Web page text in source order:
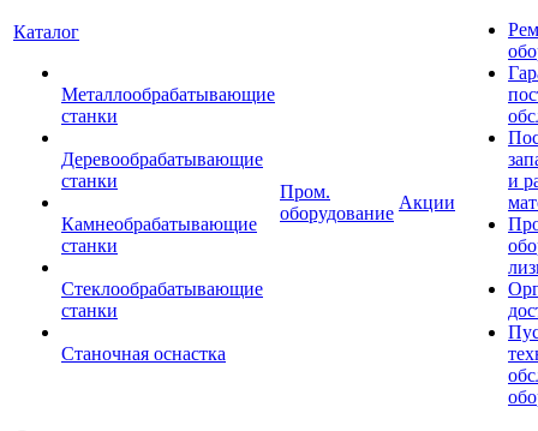
Каталог
Металлообрабатывающие
станки
Деревообрабатывающие
станки
Камнеобрабатывающие
станки
Стеклообрабатывающие
станки
Станочная оснастка
Пром.
оборудование
Акции
и